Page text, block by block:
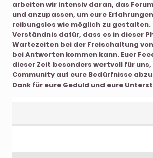
arbeiten wir intensiv daran, das
und anzupassen, um eure
reibungslos wie möglich zu
Verständnis dafür, dass es in dieser
Wartezeiten bei der Freischaltung
bei Antworten kommen kann. Euer
dieser Zeit besonders wertvoll für uns,
Community auf eure Bedürfnisse
Dank für eure Geduld und eure